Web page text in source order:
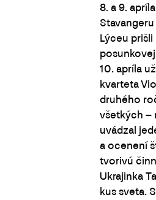
8. a 9.
Lýceu
10. apríla
kvarteta
druhého
všetkých –
uvádzal
a ocenení
tvorivú
Ukrajinka
kus sveta.